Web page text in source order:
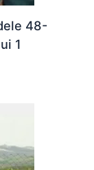
48-
1